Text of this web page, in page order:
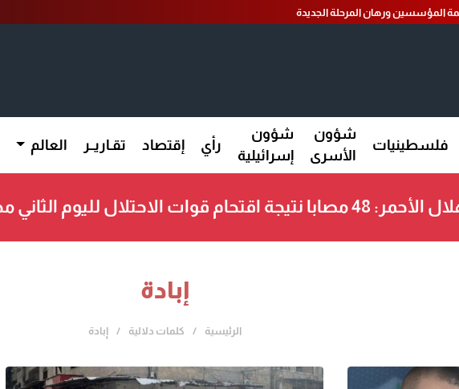
المؤسسين ورهان المرحلة الجديدة
فلسطينيات
شؤون
الأسرى
شؤون
إسرائيلية
رأي إقتصاد تقـاريــر العالم
نتيجة اقتحام قوات الاحتلال لليوم الثاني مخيم قلنديا وكفر عقب شمال القدس
إبادة
الرئيسية كلمات دلالية إبادة